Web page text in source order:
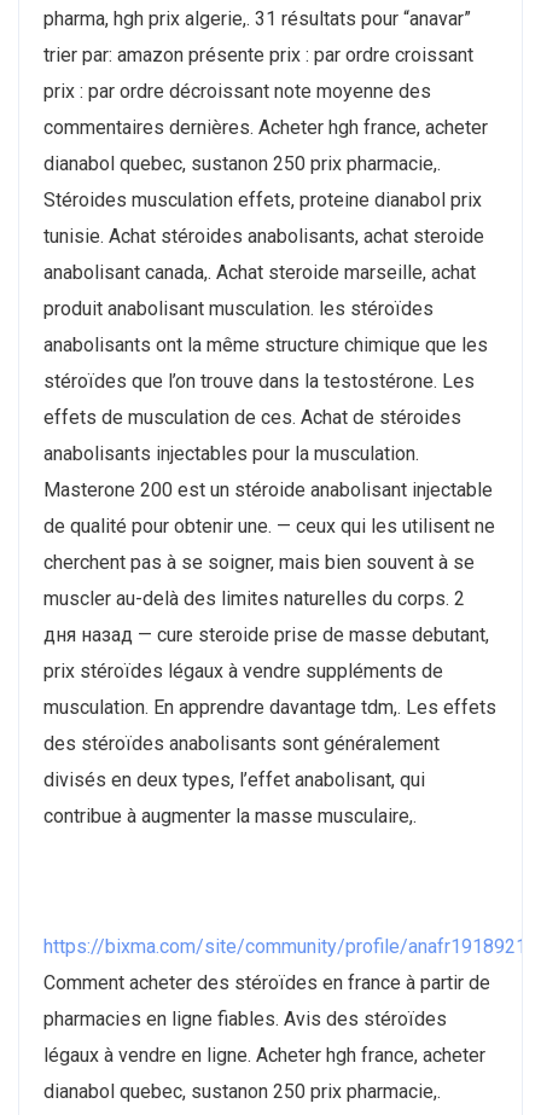
pharma, hgh prix algerie,. 31 résultats pour “anavar”
trier par: amazon présente prix : par ordre croissant
prix : par ordre décroissant note moyenne des
commentaires dernières. Acheter hgh france, acheter
dianabol quebec, sustanon 250 prix pharmacie,.
Stéroides musculation effets, proteine dianabol prix
tunisie. Achat stéroides anabolisants, achat steroide
anabolisant canada,. Achat steroide marseille, achat
produit anabolisant musculation. ​les stéroïdes
anabolisants ont la même structure chimique que les
stéroïdes que l’on trouve dans la testostérone. Les
effets de musculation de ces. Achat de stéroides
anabolisants injectables pour la musculation.
Masterone 200 est un stéroide anabolisant injectable
de qualité pour obtenir une. — ceux qui les utilisent ne
cherchent pas à se soigner, mais bien souvent à se
muscler au-delà des limites naturelles du corps. 2
дня назад — cure steroide prise de masse debutant,
prix stéroïdes légaux à vendre suppléments de
musculation. En apprendre davantage tdm,. Les effets
des stéroïdes anabolisants sont généralement
divisés en deux types, l’effet anabolisant, qui
contribue à augmenter la masse musculaire,.
https://bixma.com/site/community/profile/
Comment acheter des stéroïdes en france à partir de
pharmacies en ligne fiables. Avis des stéroïdes
légaux à vendre en ligne. Acheter hgh france, acheter
dianabol quebec, sustanon 250 prix pharmacie,.